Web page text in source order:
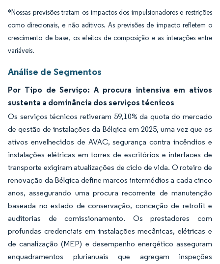
*Nossas previsões tratam os impactos dos impulsionadores e restrições
como direcionais, e não aditivos. As previsões de impacto refletem o
crescimento de base, os efeitos de composição e as interações entre
variáveis.
Análise de Segmentos
Por Tipo de Serviço: A procura intensiva em ativos
sustenta a dominância dos serviços técnicos
Os serviços técnicos retiveram 59,10% da quota do mercado
de gestão de instalações da Bélgica em 2025, uma vez que os
ativos envelhecidos de AVAC, segurança contra incêndios e
instalações elétricas em torres de escritórios e interfaces de
transporte exigiram atualizações de ciclo de vida. O roteiro de
renovação da Bélgica define marcos intermédios a cada cinco
anos, assegurando uma procura recorrente de manutenção
baseada no estado de conservação, conceção de retrofit e
auditorias de comissionamento. Os prestadores com
profundas credenciais em instalações mecânicas, elétricas e
de canalização (MEP) e desempenho energético asseguram
enquadramentos plurianuais que agregam inspeções